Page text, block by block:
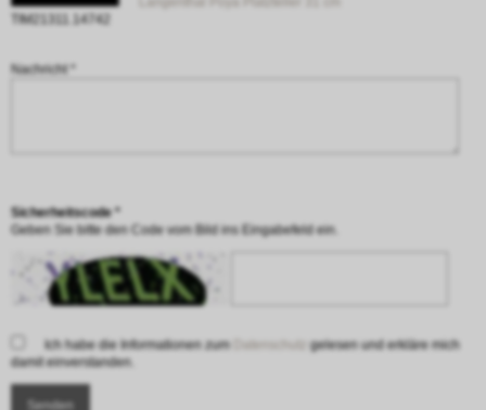
TIM21311.14742
Nachricht *
Sicherheitscode *
Geben Sie bitte den Code vom Bild ins Eingabefeld ein.
Ich habe die Informationen zum
gelesen und erkläre mich
damit einverstanden.